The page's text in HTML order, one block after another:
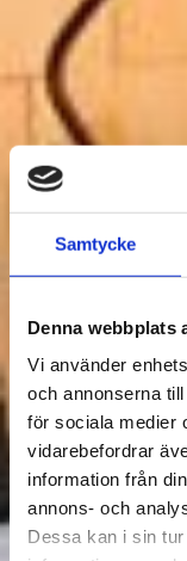
Samtycke
Denna webbplats
Vi använder
och annonserna
för sociala medier
vidarebefordrar
information från
annons- och
Dessa kan i sin